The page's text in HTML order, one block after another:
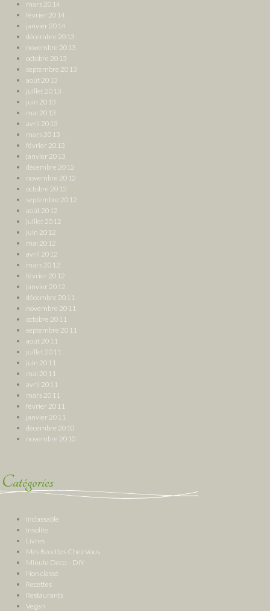
mars 2014
février 2014
janvier 2014
décembre 2013
novembre 2013
octobre 2013
septembre 2013
août 2013
juillet 2013
juin 2013
mai 2013
avril 2013
mars 2013
février 2013
janvier 2013
décembre 2012
novembre 2012
octobre 2012
septembre 2012
août 2012
juillet 2012
juin 2012
mai 2012
avril 2012
mars 2012
février 2012
janvier 2012
décembre 2011
novembre 2011
octobre 2011
septembre 2011
août 2011
juillet 2011
juin 2011
mai 2011
avril 2011
mars 2011
février 2011
janvier 2011
décembre 2010
novembre 2010
Catégories
Inclassable
Insolite
Livres
Mes Recettes Chez Vous
Minute Deco – DIY
Non classé
Recettes
Restaurants
Vegan